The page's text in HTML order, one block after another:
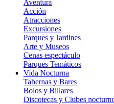
Aventura
Acción
Atracciones
Excursiones
Parques y Jardines
Arte y Museos
Cenas espectáculo
Parques Temáticos
Vida Nocturna
Tabernas y Bares
Bolos y Billares
Discotecas y Clubes